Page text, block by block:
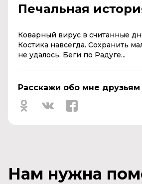
Печальная
Коварный вирус в считанные
Костика навсегда. Сохранить
не удалось. Беги по Радуге...
Расскажи обо мне друзьям
Нам нужна